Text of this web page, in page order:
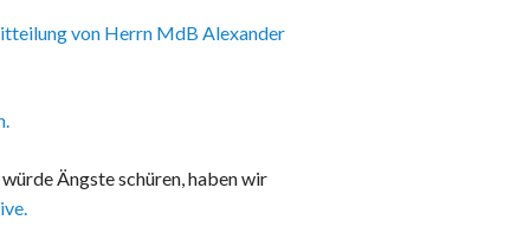
von Herrn MdB Alexander
Ängste schüren, haben wir